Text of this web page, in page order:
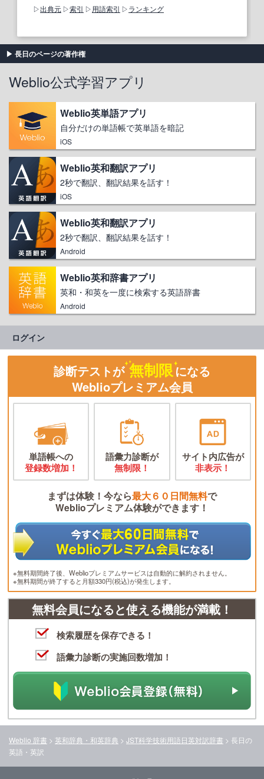
出典元 索引 用語索引 ランキング
長日のページの著作権
Weblio公式学習アプリ
Weblio英単語アプリ
自分だけの単語帳で英単語を暗記
iOS
Weblio英和翻訳アプリ
2秒で翻訳、翻訳結果を話す！
iOS
Weblio英和翻訳アプリ
2秒で翻訳、翻訳結果を話す！
Android
Weblio英和辞書アプリ
英和・和英を一度に検索する英語辞書
Android
ログイン
診断テストが 無制限になる
Weblioプレミアム会員
単語帳への
登録数増加！
語彙力診断が
無制限！
サイト内広告が
非表示！
まずは体験！今なら最大６０日間無料で
Weblioプレミアム体験ができます！
※無料期間終了後、Weblioプレミアムサービスは自動的に解約されません。
※無料期間が終了すると月額330円(税込)が発生します。
無料会員になると使える機能が満載！
検索履歴を保存できる！
語彙力診断の実施回数増加！
Weblio 辞書 > 英和辞典・和英辞典 > JST科学技術用語日英対訳辞書 > 長日の
英語・英訳